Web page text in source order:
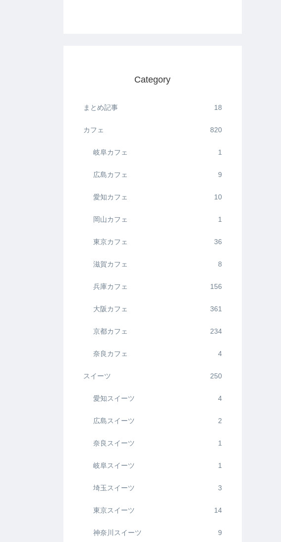
Category
まとめ記事 18
カフェ 820
岐阜カフェ 1
広島カフェ 9
愛知カフェ 10
岡山カフェ 1
東京カフェ 36
滋賀カフェ 8
兵庫カフェ 156
大阪カフェ 361
京都カフェ 234
奈良カフェ 4
スイーツ 250
愛知スイーツ 4
広島スイーツ 2
奈良スイーツ 1
岐阜スイーツ 1
埼玉スイーツ 3
東京スイーツ 14
神奈川スイーツ 9